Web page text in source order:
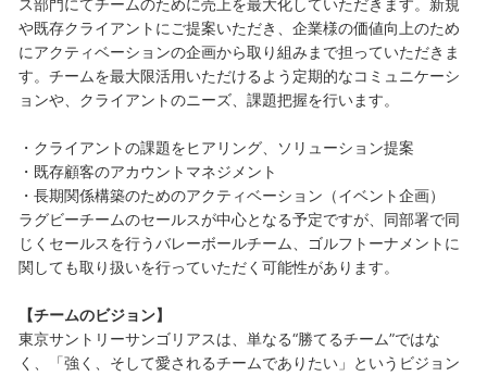
ス部門にてチームのために売上を最大化していただきます。新規
や既存クライアントにご提案いただき、企業様の価値向上のため
にアクティベーションの企画から取り組みまで担っていただきま
す。チームを最大限活用いただけるよう定期的なコミュニケーシ
ョンや、クライアントのニーズ、課題把握を行います。
・クライアントの課題をヒアリング、ソリューション提案
・既存顧客のアカウントマネジメント
・長期関係構築のためのアクティベーション（イベント企画）
ラグビーチームのセールスが中心となる予定ですが、同部署で同
じくセールスを行うバレーボールチーム、ゴルフトーナメントに
関しても取り扱いを行っていただく可能性があります。
【チームのビジョン】
東京サントリーサンゴリアスは、単なる“勝てるチーム”ではな
く、「強く、そして愛されるチームでありたい」というビジョン